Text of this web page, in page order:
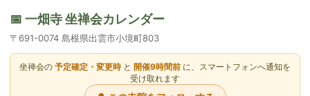
📅 一畑寺 坐禅会カレンダー
〒691-0074 島根県出雲市小境町803
坐禅会の 予定確定・変更時と 開催9時間前 に、スマートフォンへ通知を
受け取れます